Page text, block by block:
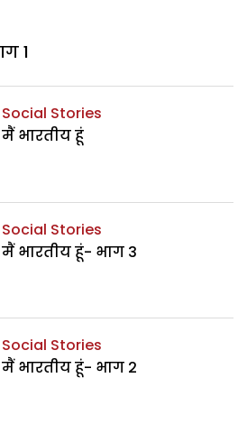
1
Social Stories
मैं भारतीय हूं
Social Stories
मैं भारतीय हूं- भाग 3
Social Stories
मैं भारतीय हूं- भाग 2